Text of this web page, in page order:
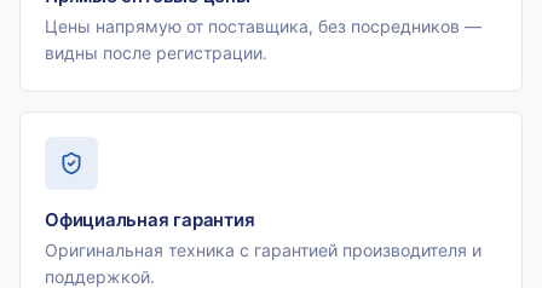
Цены напрямую от поставщика, без посредников —
видны после регистрации.
Официальная гарантия
Оригинальная техника с гарантией производителя и
поддержкой.